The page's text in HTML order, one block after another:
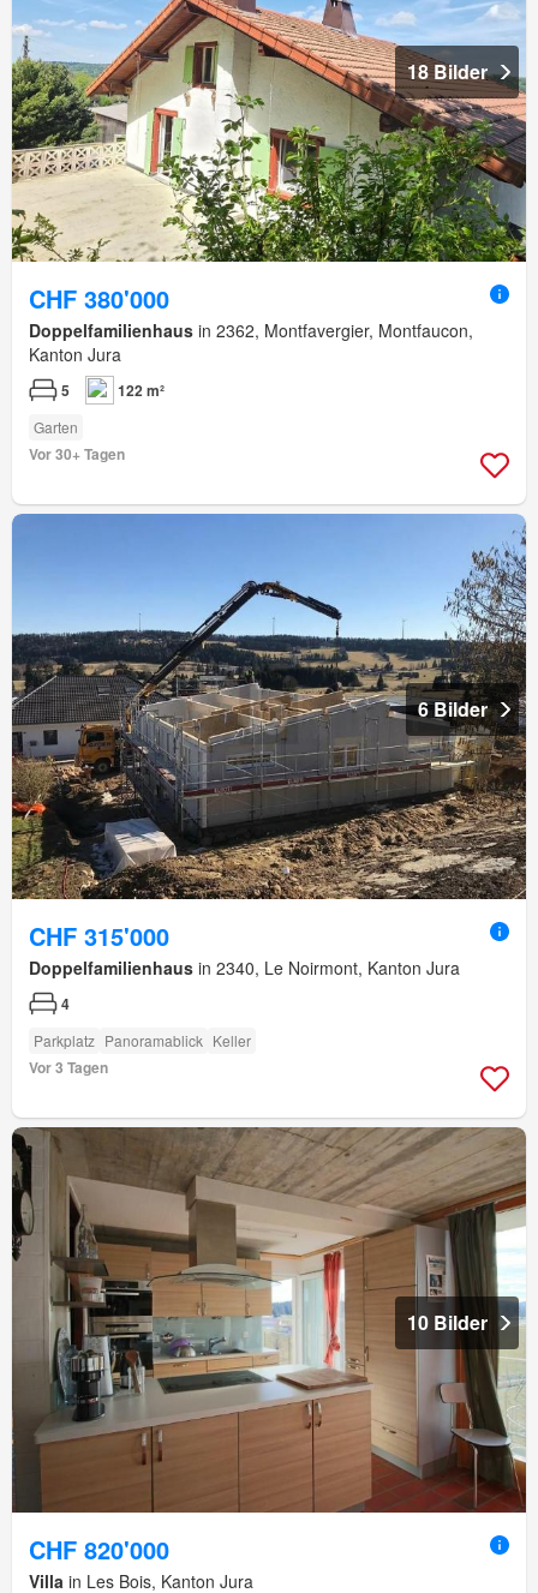
18 Bilder
CHF 380'000
Doppelfamilienhaus in 2362, Montfavergier, Montfaucon,
Kanton Jura
5 122 m²
Garten
Vor 30+ Tagen
6 Bilder
CHF 315'000
Doppelfamilienhaus in 2340, Le Noirmont, Kanton Jura
4
Parkplatz Panoramablick Keller
Vor 3 Tagen
10 Bilder
CHF 820'000
Villa in Les Bois, Kanton Jura